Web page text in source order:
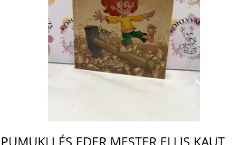
PUMUKLI ÉS EDER MESTER ELLIS KAUT